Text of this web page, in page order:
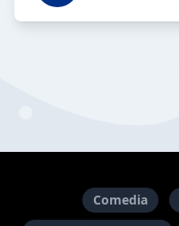
Comedia